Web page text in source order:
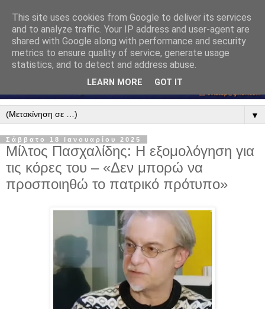
▼
Σάββατο 18 Ιανουαρίου 2025
Μίλτος Πασχαλίδης: Η εξομολόγηση για
τις κόρες του – «Δεν μπορώ να
προσποιηθώ το πατρικό πρότυπο»
This site uses cookies from Google to deliver its services
and to analyze traffic. Your IP address and user-agent are
shared with Google along with performance and security
metrics to ensure quality of service, generate usage
statistics, and to detect and address abuse.
LEARN MORE GOT IT